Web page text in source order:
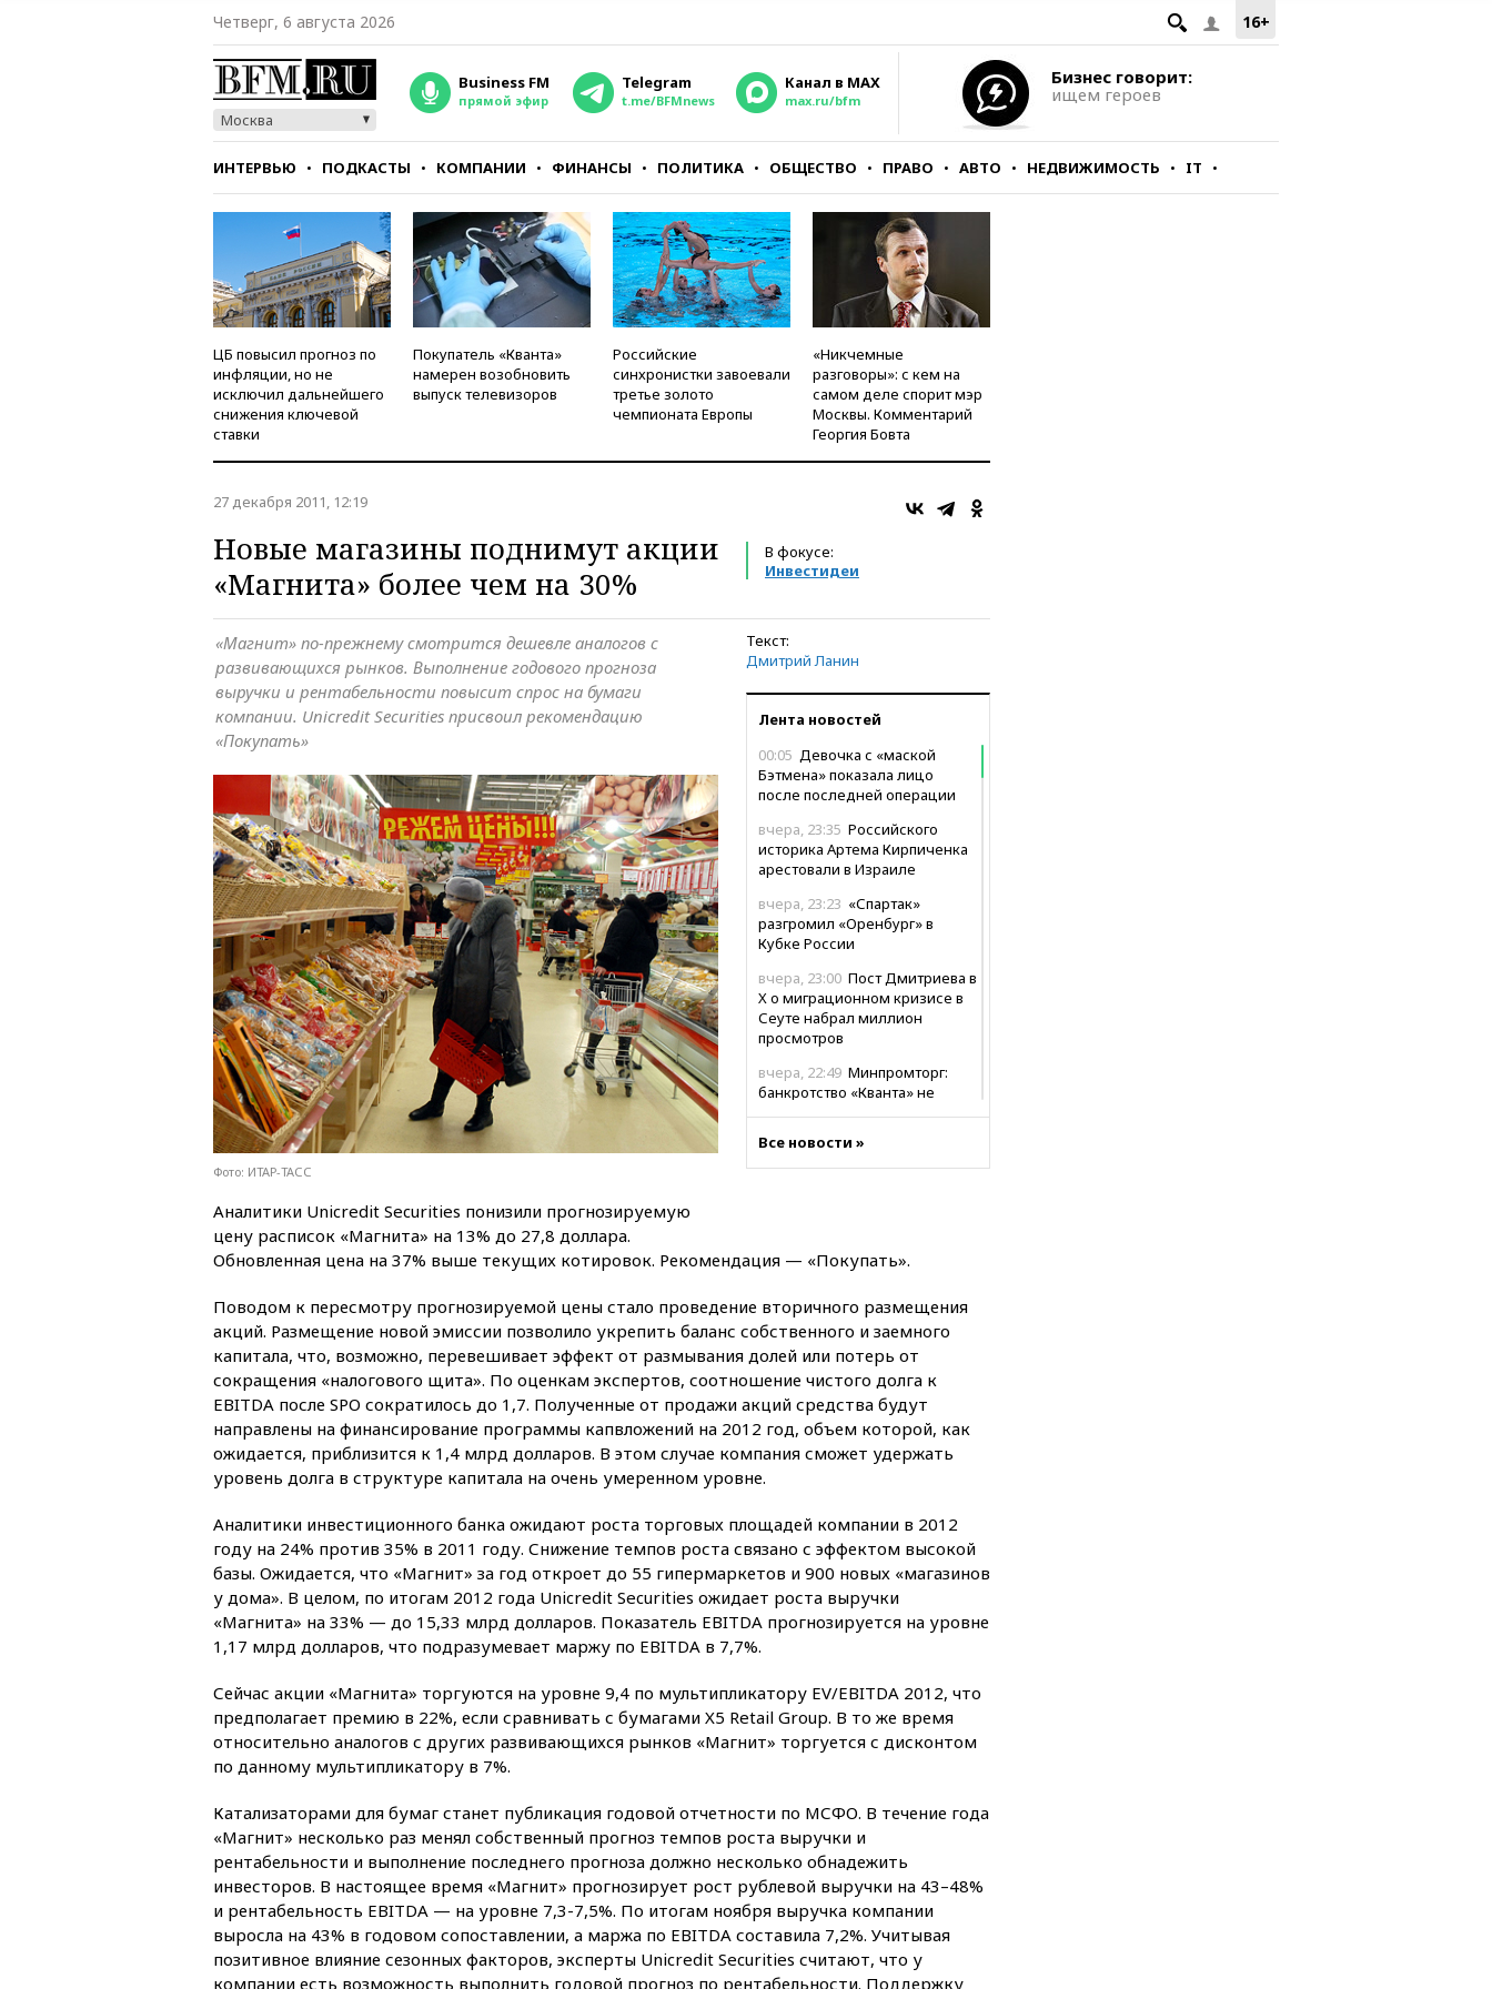
16+
Четверг, 6 августа 2026
Москва
Business FM
прямой эфир
Telegram
t.me/BFMnews
Канал в MAX
max.ru/bfm
Бизнес говорит:
ищем героев
ИНТЕРВЬЮ ПОДКАСТЫ КОМПАНИИ ФИНАНСЫ ПОЛИТИКА ОБЩЕСТВО ПРАВО АВТО НЕДВИЖИМОСТЬ IT
СТИЛЬ ТЕСТЫ
ЦБ повысил прогноз по
инфляции, но не
исключил дальнейшего
снижения ключевой
ставки
Покупатель «Кванта»
намерен возобновить
выпуск телевизоров
Российские
синхронистки завоевали
третье золото
чемпионата Европы
«Никчемные
разговоры»: с кем на
самом деле спорит мэр
Москвы. Комментарий
Георгия Бовта
27 декабря 2011, 12:19
В фокусе:
Инвестидеи
Новые магазины поднимут акции
«Магнита» более чем на 30%
Текст:
Дмитрий Ланин
Лента новостей
00:05 Девочка с «маской
Бэтмена» показала лицо
после последней операции
вчера, 23:35 Российского
историка Артема Кирпиченка
арестовали в Израиле
вчера, 23:23 «Спартак»
разгромил «Оренбург» в
Кубке России
вчера, 23:00 Пост Дмитриева в
X о миграционном кризисе в
Сеуте набрал миллион
просмотров
вчера, 22:49 Минпромторг:
банкротство «Кванта» не
означает прекращения
РФ
вчера, 22:22Минфин: в июле
доходы российского бюджета
вчера, 22:15Аксаков: ЦБ
согласовал первый стандарт
исламского банкинга
вчера, 21:43 Организаторы
«Интервидения»
подтвердили, что конкурс
пройдет в Саудовской Аравии
подготовили концепцию
развития театрального
искусства до 2035 года
вчера, 21:21Правительство
РФ разрешило продажу
бензина старых
экологических классов
вчера, 21:15Путин обсудил с
Машковым 150-летие Союза
театральных деятелей
47 из 50 штатов США
вчера, 20:35ПВО за 12 часов
сбила 200 украинских
беспилотников
вчера, 20:20Третий комплект
золотых медалей выиграли на
ЧЕ российские синхронистки
Все новости »
«Магнит» по-прежнему смотрится дешевле аналогов с
развивающихся рынков. Выполнение годового прогноза
выручки и рентабельности повысит спрос на бумаги
компании. Unicredit Securities присвоил рекомендацию
«Покупать»
Фото: ИТАР-ТАСС
Аналитики Unicredit Securities понизили прогнозируемую
цену расписок «Магнита» на 13% до 27,8 доллара.
Обновленная цена на 37% выше текущих котировок. Рекомендация — «Покупать».
Поводом к пересмотру прогнозируемой цены стало проведение вторичного размещения
акций. Размещение новой эмиссии позволило укрепить баланс собственного и заемного
капитала, что, возможно, перевешивает эффект от размывания долей или потерь от
сокращения «налогового щита». По оценкам экспертов, соотношение чистого долга к
EBITDA после SPO сократилось до 1,7. Полученные от продажи акций средства будут
направлены на финансирование программы капвложений на 2012 год, объем которой, как
ожидается, приблизится к 1,4 млрд долларов. В этом случае компания сможет удержать
уровень долга в структуре капитала на очень умеренном уровне.
Аналитики инвестиционного банка ожидают роста торговых площадей компании в 2012
году на 24% против 35% в 2011 году. Снижение темпов роста связано с эффектом высокой
базы. Ожидается, что «Магнит» за год откроет до 55 гипермаркетов и 900 новых «магазинов
у дома». В целом, по итогам 2012 года Unicredit Securities ожидает роста выручки
«Магнита» на 33% — до 15,33 млрд долларов. Показатель EBITDA прогнозируется на уровне
1,17 млрд долларов, что подразумевает маржу по EBITDA в 7,7%.
Сейчас акции «Магнита» торгуются на уровне 9,4 по мультипликатору EV/EBITDA 2012, что
предполагает премию в 22%, если сравнивать с бумагами X5 Retail Group. В то же время
относительно аналогов с других развивающихся рынков «Магнит» торгуется с дисконтом
по данному мультипликатору в 7%.
Катализаторами для бумаг станет публикация годовой отчетности по МСФО. В течение года
«Магнит» несколько раз менял собственный прогноз темпов роста выручки и
рентабельности и выполнение последнего прогноза должно несколько обнадежить
инвесторов. В настоящее время «Магнит» прогнозирует рост рублевой выручки на 43–48%
и рентабельность EBITDA — на уровне 7,3-7,5%. По итогам ноября выручка компании
выросла на 43% в годовом сопоставлении, а маржа по EBITDA составила 7,2%. Учитывая
позитивное влияние сезонных факторов, эксперты Unicredit Securities считают, что у
компании есть возможность выполнить годовой прогноз по рентабельности. Поддержку